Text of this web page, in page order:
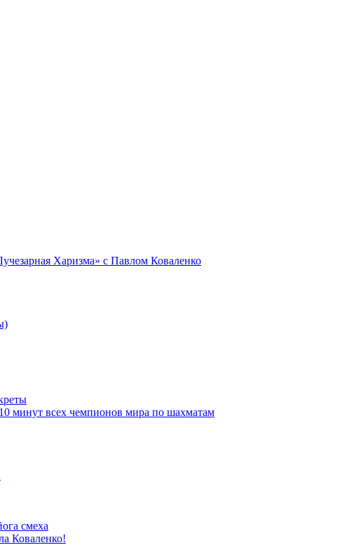
Харизма» с Павлом Коваленко
минут всех чемпионов мира по шахматам
смеха
Коваленко!